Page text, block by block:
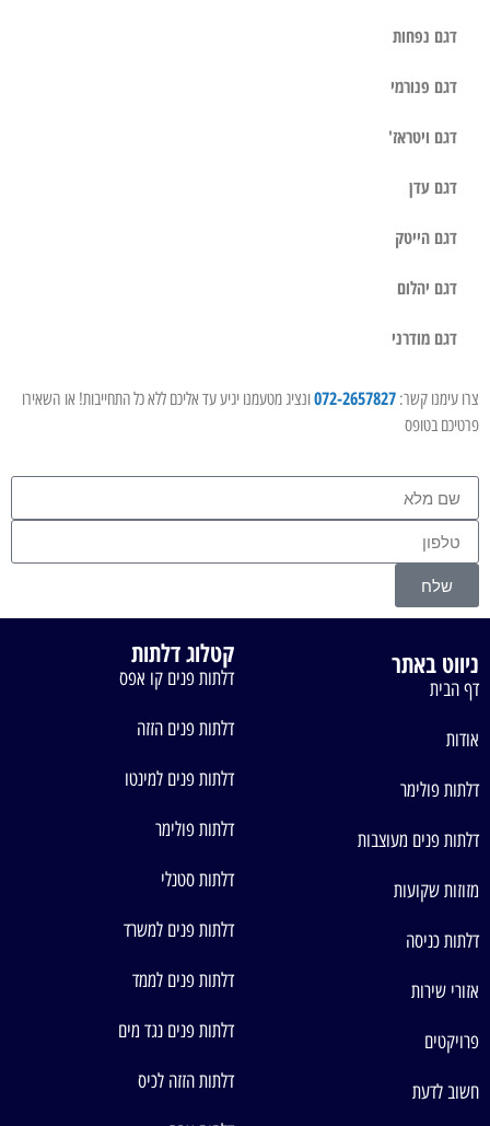
דגם נפחות
דגם פנורמי
דגם ויטראז'
דגם עדן
דגם הייטק
דגם יהלום
דגם מודרני
צרו עימנו קשר: 072-2657827ונציג מטעמנו יגיע עד אליכם ללא כל התחייבות! או השאירו
פרטיכם בטופס
שלח
ניווט באתר
דף הבית
אודות
דלתות פולימר
דלתות פנים מעוצבות
מזוזות שקועות
דלתות כניסה
אזורי שירות
פרויקטים
חשוב לדעת
קטלוג דלתות
דלתות פנים קו אפס
דלתות פנים הזזה
דלתות פנים למינטו
דלתות פולימר
דלתות סטנלי
דלתות פנים למשרד
דלתות פנים לממד
דלתות פנים נגד מים
דלתות הזזה לכיס